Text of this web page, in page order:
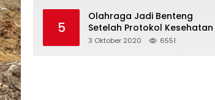
5
Olahraga Jadi Benteng
Setelah Protokol Kesehatan
3 Oktober 2020 6551